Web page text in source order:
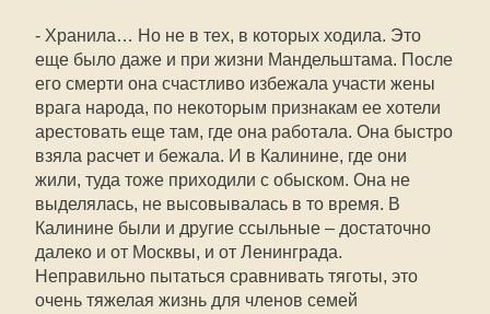
- Хранила… Но не в тех, в которых ходила. Это
еще было даже и при жизни Мандельштама. После
его смерти она счастливо избежала участи жены
врага народа, по некоторым признакам ее хотели
арестовать еще там, где она работала. Она быстро
взяла расчет и бежала. И в Калинине, где они
жили, туда тоже приходили с обыском. Она не
выделялась, не высовывалась в то время. В
Калинине были и другие ссыльные – достаточно
далеко и от Москвы, и от Ленинграда.
Неправильно пытаться сравнивать тяготы, это
очень тяжелая жизнь для членов семей